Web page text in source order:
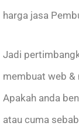
harga jasa
Jadi
membuat web &
Apakah anda
atau cuma